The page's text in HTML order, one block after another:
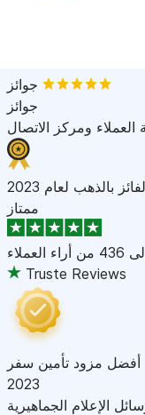
جوائز
العملاء ومركز الاتصال
بالذهب لعام 2023
ممتاز
436 من أراء العملاء
Truste Reviews
أفضل مزود تأمين سفر
2023
الإعلام الجماهيرية